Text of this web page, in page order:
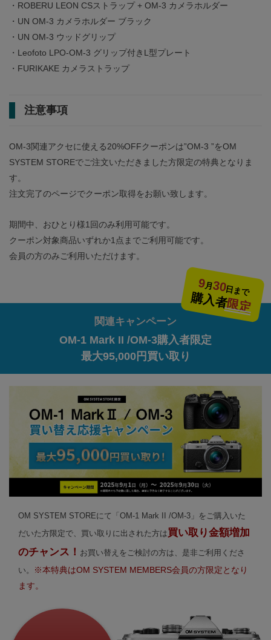
・ROBERU LEON CSストラップ + OM-3 カメラホルダー
・UN OM-3 カメラホルダー ブラック
・UN OM-3 ウッドグリップ
・Leofoto LPO-OM-3 グリップ付きL型プレート
・FURIKAKE カメラストラップ
注意事項
OM-3関連アクセに使える20%OFFクーポンは”OM-3 ”をOM
SYSTEM STOREでご注文いただきました方限定の特典となりま
す。
注文完了のページでクーポン取得をお願い致します。
期間中、おひとり様1回のみ利用可能です。
クーポン対象商品いずれか1点までご利用可能です。
会員の方のみご利用いただけます。
関連キャンペーン
OM-1 Mark II /OM-3購入者限定
最大95,000円買い取り
9月30日まで
購入者限定
OM SYSTEM STOREにて「OM-1 Mark II /OM-3」をご購入いた
だいた方限定で、買い取りに出された方は買い取り金額増加
のチャンス！ お買い替えをご検討の方は、是非ご利用くださ
い。
※本特典はOM SYSTEM MEMBERS会員の方限定となり
ます。